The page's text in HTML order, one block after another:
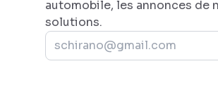
automobile, les annonces de
solutions.